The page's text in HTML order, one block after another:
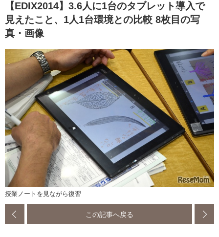
【EDIX2014】3.6人に1台のタブレット導入で
見えたこと、1人1台環境との比較 8枚目の写
真・画像
授業ノートを見ながら復習
この記事へ戻る